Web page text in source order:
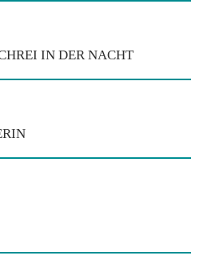
IN DER NACHT